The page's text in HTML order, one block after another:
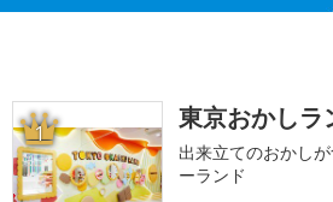
1 東京おかしラ
出来立てのおかし
ーランド